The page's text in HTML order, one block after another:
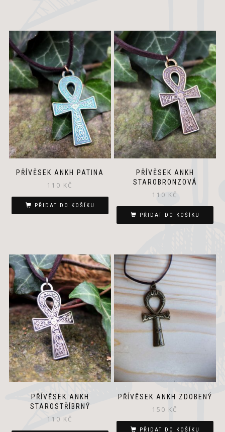
PŘÍVĚSEK ANKH PATINA
110 KČ
PŘIDAT DO KOŠÍKU
PŘÍVĚSEK ANKH
STAROBRONZOVÁ
110 KČ
PŘIDAT DO KOŠÍKU
PŘÍVĚSEK ANKH
STAROSTŘÍBRNÝ
110 KČ
PŘÍVĚSEK ANKH ZDOBENÝ
150 KČ
PŘIDAT DO KOŠÍKU